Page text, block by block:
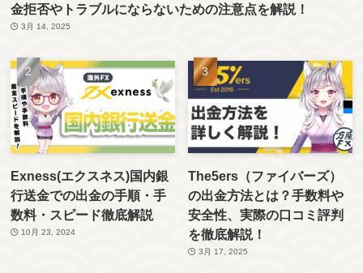
金拒否やトラブルにならないための注意点を解説！
3月 14, 2025
Exness(エクスネス)国内銀
行送金での出金の手順・手
数料・スピード徹底解説
10月 23, 2024
The5ers（ファイバーズ）
の出金方法とは？手数料や
安全性、実際の口コミ評判
を徹底解説！
3月 17, 2025